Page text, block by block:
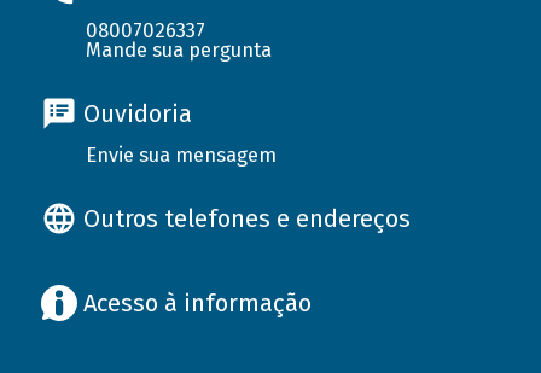
08007026337
Mande sua pergunta
Ouvidoria
Envie sua mensagem
Outros telefones e endereços
Acesso à informação